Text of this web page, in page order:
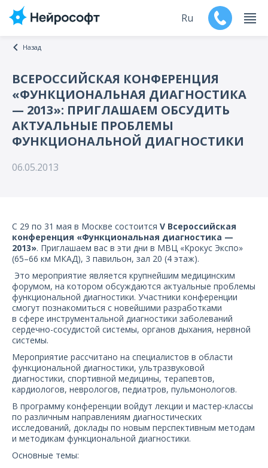
Продукты
Поддержка
Дилеры
О компании
Карьера
Ru
Назад
ВСЕРОССИЙСКАЯ КОНФЕРЕНЦИЯ
«ФУНКЦИОНАЛЬНАЯ ДИАГНОСТИКА
— 2013»: ПРИГЛАШАЕМ ОБСУДИТЬ
АКТУАЛЬНЫЕ ПРОБЛЕМЫ
ФУНКЦИОНАЛЬНОЙ ДИАГНОСТИКИ
06.05.2013
С 29 по 31 мая в Москве состоится V Всероссийская
конференция «Функциональная диагностика —
2013». Приглашаем вас в эти дни в МВЦ «Крокус Экспо»
(65–66 км МКАД), 3 павильон, зал 20 (4 этаж).
Это мероприятие является крупнейшим медицинским
форумом, на котором обсуждаются актуальные проблемы
функциональной диагностики. Участники конференции
смогут познакомиться с новейшими разработками
в сфере инструментальной диагностики заболеваний
сердечно-сосудистой системы, органов дыхания, нервной
системы.
Мероприятие рассчитано на специалистов в области
функциональной диагностики, ультразвуковой
диагностики, спортивной медицины, терапевтов,
кардиологов, неврологов, педиатров, пульмонологов.
В программу конференции войдут лекции и мастер-классы
по различным направлениям диагностических
исследований, доклады по новым перспективным методам
и методикам функциональной диагностики.
Основные темы: